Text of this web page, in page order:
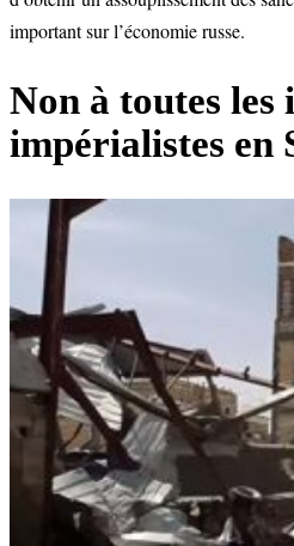
important sur l’économie russe.
Non à toutes
impérialistes en